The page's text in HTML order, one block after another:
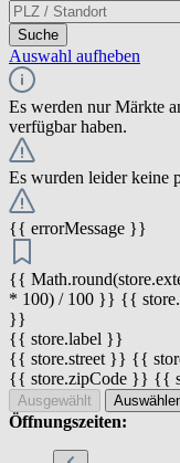
Suche
Auswahl aufheben
Es werden nur Märkte
verfügbar haben.
Es wurden leider keine
{{ errorMessage }}
{{
* 100) / 100 }} {{
}}
{{ store.label }}
{{ store.street }} {{
{{ store.zipCode }} {{
Ausgewählt
Öffnungszeiten: